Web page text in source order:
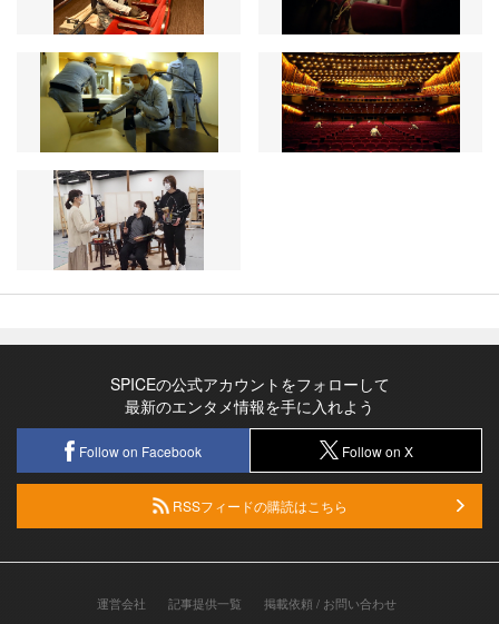
SPICEの公式アカウントをフォローして
最新のエンタメ情報を手に入れよう
Follow on Facebook Follow on X
RSSフィードの購読はこちら
運営会社 記事提供一覧 掲載依頼 / お問い合わせ